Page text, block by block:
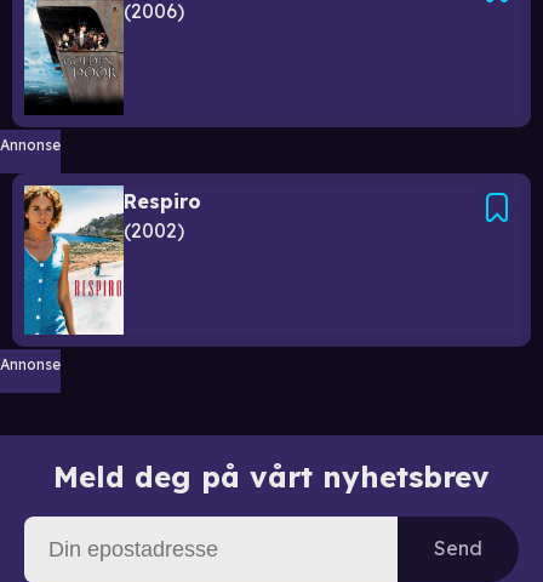
2006
Annonse
Respiro
2002
Annonse
Meld deg på vårt nyhetsbrev
Send